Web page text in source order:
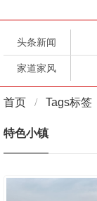
头条新闻
家道家风
首页 Tags标签
特色小镇